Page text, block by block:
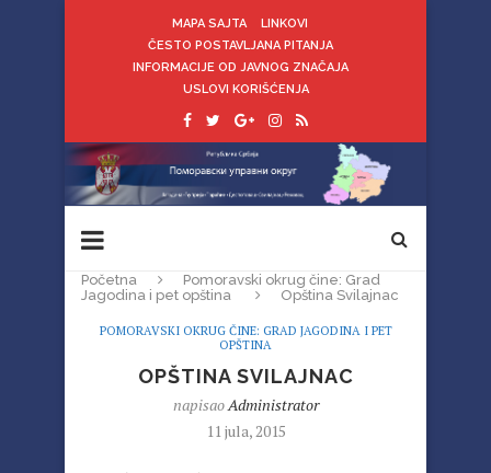
MAPA SAJTA
LINKOVI
ČESTO POSTAVLJANA PITANJA
INFORMACIJE OD JAVNOG ZNAČAJA
USLOVI KORIŠĆENJA
Početna
Pomoravski okrug čine: Grad
Jagodina i pet opština
Opština Svilajnac
POMORAVSKI OKRUG ČINE: GRAD JAGODINA I PET
OPŠTINA
OPŠTINA SVILAJNAC
napisaoAdministrator
11 jula, 2015